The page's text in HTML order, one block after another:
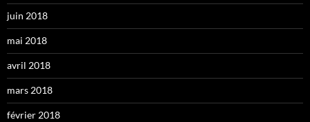
juin 2018
mai 2018
avril 2018
mars 2018
février 2018